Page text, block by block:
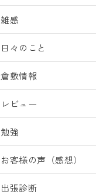
雑感
日々のこと
倉敷情報
レビュー
勉強
お客様の声（感想）
出張診断